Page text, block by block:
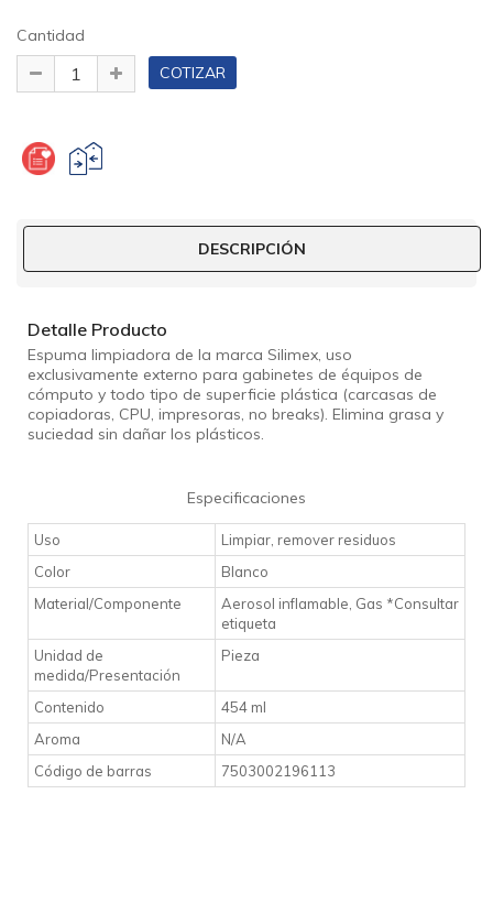
Cantidad
DESCRIPCIÓN
Detalle Producto
Espuma limpiadora de la marca Silimex, uso
exclusivamente externo para gabinetes de équipos de
cómputo y todo tipo de superficie plástica (carcasas de
copiadoras, CPU, impresoras, no breaks). Elimina grasa y
suciedad sin dañar los plásticos.
Especificaciones
Uso
Limpiar, remover residuos
Color
Blanco
Material/Componente
Aerosol inflamable, Gas *Consultar
etiqueta
Unidad de
medida/Presentación
Pieza
Contenido
454 ml
Aroma
N/A
Código de barras
7503002196113